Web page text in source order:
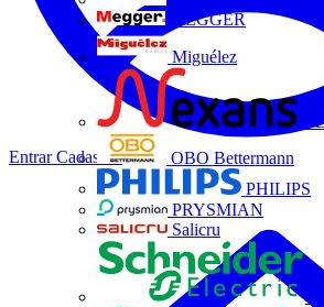
MEGGER
Miguélez
OBO Bettermann
PHILIPS
PRYSMIAN
Salicru
EntrarCadastrar